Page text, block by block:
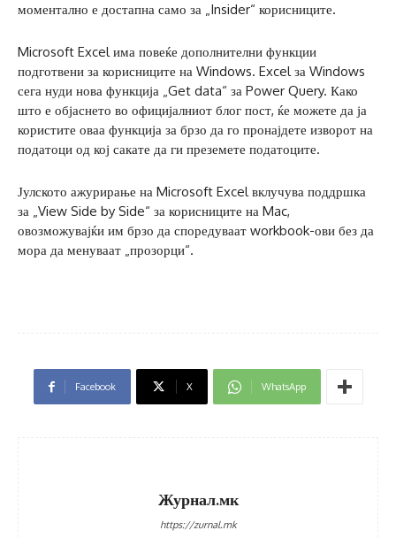
моментално е достапна само за „Insider“ корисниците.
Microsoft Excel има повеќе дополнителни функции
подготвени за корисниците на Windows. Excel за Windows
сега нуди нова функција „Get data“ за Power Query. Како
што е објаснето во официјалниот блог пост, ќе можете да ја
користите оваа функција за брзо да го пронајдете изворот на
податоци од кој сакате да ги преземете податоците.
Јулското ажурирање на Microsoft Excel вклучува поддршка
за „View Side by Side“ за корисниците на Mac,
овозможувајќи им брзо да споредуваат workbook-ови без да
мора да менуваат „прозорци“.
Facebook X WhatsApp
Журнал.мк
https://zurnal.mk